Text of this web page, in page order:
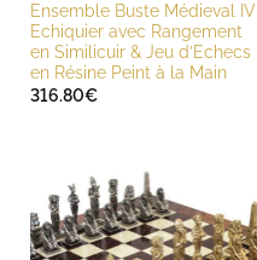
Ensemble Buste Médieval IV
Echiquier avec Rangement
en Similicuir & Jeu d’Echecs
en Résine Peint à la Main
316.80€